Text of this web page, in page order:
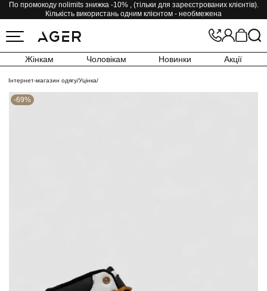
По промокоду nolimits знижка -10% , (тільки для зареєстрованих клієнтів).
Кількість використань одним клієнтом - необмежена
Жінкам Чоловікам Новинки Акції
Інтернет-магазин одягу/Уцінка/
-69%